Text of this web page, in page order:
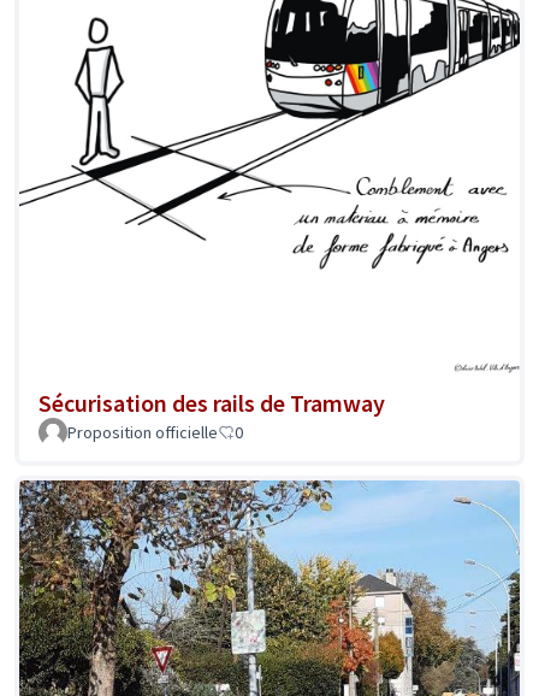
Sécurisation des rails de Tramway
Proposition officielle 0